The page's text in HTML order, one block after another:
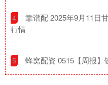
4
靠谱配 2025年9月11日
行情
5 蜂窝配资 0515【周报】